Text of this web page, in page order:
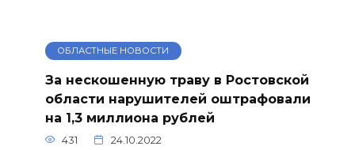
ОБЛАСТНЫЕ НОВОСТИ
За нескошенную траву в Ростовской
области нарушителей оштрафовали
на 1,3 миллиона рублей
431 24.10.2022